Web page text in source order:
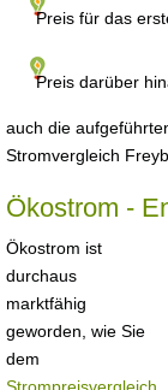
Preis für das
Preis darüber
auch die
Stromvergleich
Ökostrom -
Ökostrom ist
durchaus
marktfähig
geworden, wie Sie
dem